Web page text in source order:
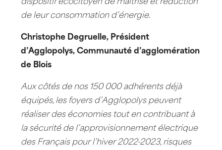
de leur consommation d’énergie.
Christophe Degruelle, Président
d’Agglopolys, Communauté d’agglomération
de Blois
Aux côtés de nos 150 000 adhérents déjà
équipés, les foyers d’Agglopolys peuvent
réaliser des économies tout en contribuant à
la sécurité de l’approvisionnement électrique
des Français pour l’hiver 2022-2023, risques